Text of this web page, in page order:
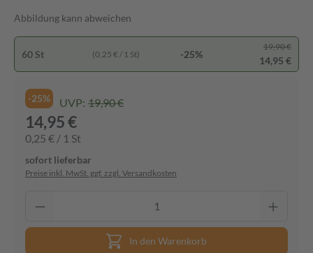
Abbildung kann abweichen
60 St (0,25 € / 1 St) -25%
19,90 €
14,95 €
-25% UVP: 19,90 €
14,95 €
0,25 € / 1 St
sofort lieferbar
Preise inkl. MwSt. ggf. zzgl. Versandkosten
In den Warenkorb